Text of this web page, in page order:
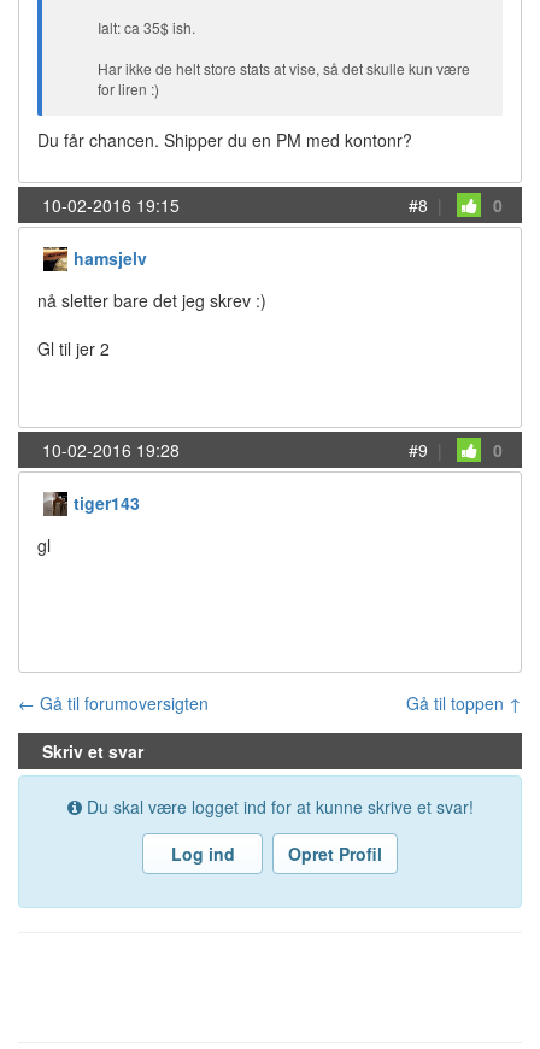
Ialt: ca 35$ ish.
Har ikke de helt store stats at vise, så det skulle kun være
for liren :)
Du får chancen. Shipper du en PM med kontonr?
10-02-2016 19:15 #8 | 0
hamsjelv
nå sletter bare det jeg skrev :)
Gl til jer 2
10-02-2016 19:28 #9 | 0
tiger143
gl
← Gå til forumoversigten
Gå til toppen ↑
Skriv et svar
Du skal være logget ind for at kunne skrive et svar!
Log ind
Opret Profil